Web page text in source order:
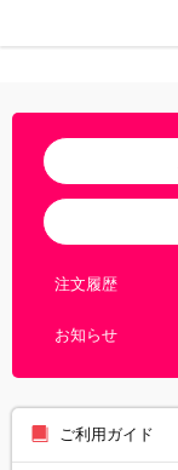
注文履歴
お知らせ
ご利用ガイド